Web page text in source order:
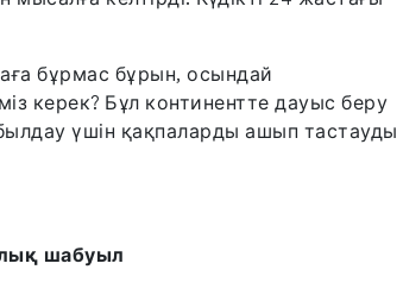
бұрмас бұрын, осындай
керек? Бұл континентте дауыс беру
үшін қақпаларды ашып тастауды
шабуыл